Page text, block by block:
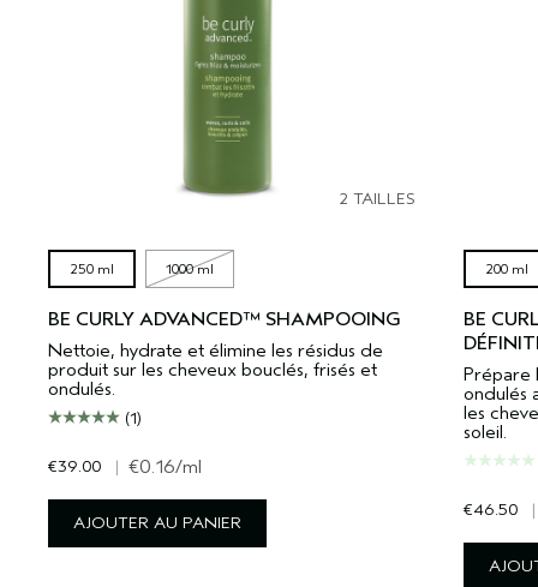
2 TAILLES
250 ml 1000 ml
BE CURLY ADVANCED™ SHAMPOOING
Nettoie, hydrate et élimine les résidus de
produit sur les cheveux bouclés, frisés et
ondulés.
(1)
€39.00 | €0.16/ml
AJOUTER AU PANIER
200 ml
BE
Prépare
ondulés
les
soleil.
€46.50 |